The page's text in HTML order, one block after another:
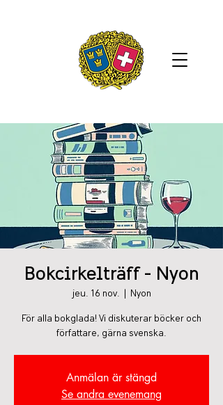
Bokcirkelträff - Nyon
jeu. 16 nov. Nyon
För alla bokglada! Vi diskuterar böcker och
författare, gärna svenska.
Anmälan är stängd
Se andra evenemang